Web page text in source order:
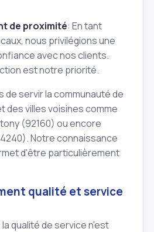
de proximité: En tant
nous privilégions une
avec nos clients.
est notre priorité.
de servir la communauté de
des villes voisines comme
(92160) ou encore
Notre connaissance
d'être particulièrement
qualité et service
qualité de service n'est